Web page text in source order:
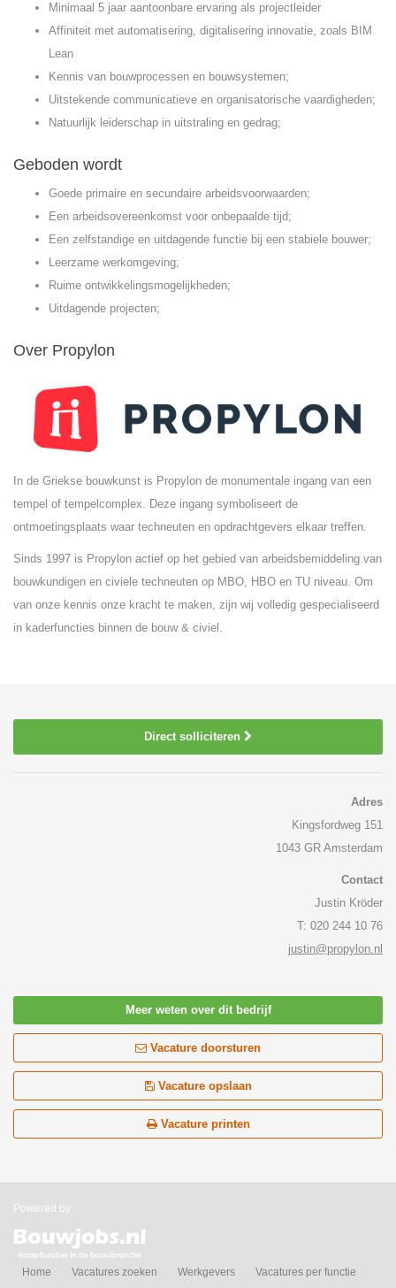
Minimaal 5 jaar aantoonbare ervaring als projectleider
Affiniteit met automatisering, digitalisering innovatie, zoals BIM
Lean
Kennis van bouwprocessen en bouwsystemen;
Uitstekende communicatieve en organisatorische vaardigheden;
Natuurlijk leiderschap in uitstraling en gedrag;
Geboden wordt
Goede primaire en secundaire arbeidsvoorwaarden;
Een arbeidsovereenkomst voor onbepaalde tijd;
Een zelfstandige en uitdagende functie bij een stabiele bouwer;
Leerzame werkomgeving;
Ruime ontwikkelingsmogelijkheden;
Uitdagende projecten;
Over Propylon
In de Griekse bouwkunst is Propylon de monumentale ingang van een
tempel of tempelcomplex. Deze ingang symboliseert de
ontmoetingsplaats waar techneuten en opdrachtgevers elkaar treffen.
Sinds 1997 is Propylon actief op het gebied van arbeidsbemiddeling van
bouwkundigen en civiele techneuten op MBO, HBO en TU niveau. Om
van onze kennis onze kracht te maken, zijn wij volledig gespecialiseerd
in kaderfuncties binnen de bouw & civiel.
Direct solliciteren
Adres
Kingsfordweg 151
1043 GR Amsterdam
Contact
Justin Kröder
T: 020 244 10 76
justin@propylon.nl
Meer weten over dit bedrijf
Vacature doorsturen
Vacature opslaan
Vacature printen
Powered by:
Home Vacatures zoeken Werkgevers Vacatures per functie